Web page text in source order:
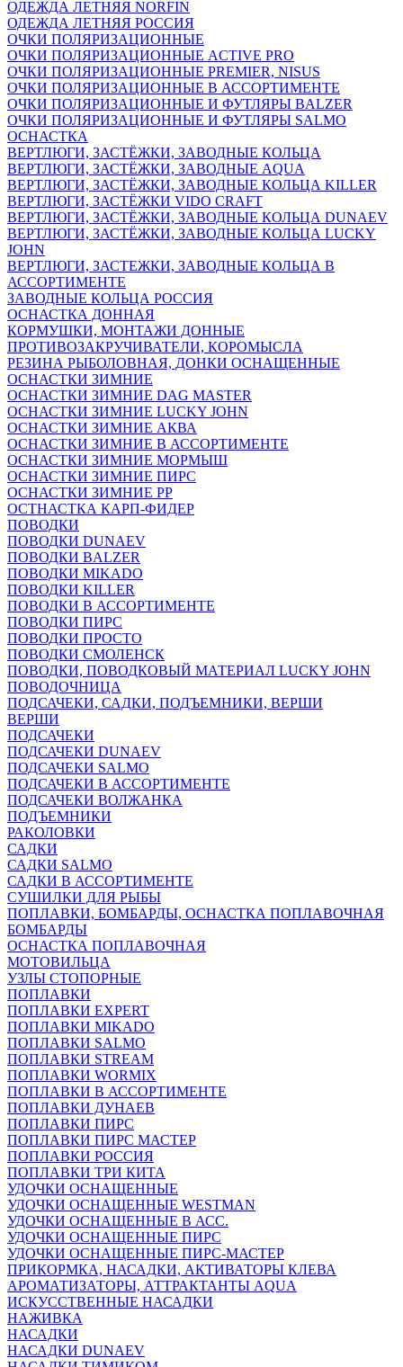
ОДЕЖДА ЛЕТНЯЯ NORFIN
ОДЕЖДА ЛЕТНЯЯ РОССИЯ
ОЧКИ ПОЛЯРИЗАЦИОННЫЕ
ОЧКИ ПОЛЯРИЗАЦИОННЫЕ ACTIVE PRO
ОЧКИ ПОЛЯРИЗАЦИОННЫЕ PREMIER, NISUS
ОЧКИ ПОЛЯРИЗАЦИОННЫЕ В АССОРТИМЕНТЕ
ОЧКИ ПОЛЯРИЗАЦИОННЫЕ И ФУТЛЯРЫ BALZER
ОЧКИ ПОЛЯРИЗАЦИОННЫЕ И ФУТЛЯРЫ SALMO
ОСНАСТКА
ВЕРТЛЮГИ, ЗАСТЁЖКИ, ЗАВОДНЫЕ КОЛЬЦА
ВЕРТЛЮГИ, ЗАСТЁЖКИ, ЗАВОДНЫЕ AQUA
ВЕРТЛЮГИ, ЗАСТЁЖКИ, ЗАВОДНЫЕ КОЛЬЦА KILLER
ВЕРТЛЮГИ, ЗАСТЁЖКИ VIDO CRAFT
ВЕРТЛЮГИ, ЗАСТЁЖКИ, ЗАВОДНЫЕ КОЛЬЦА DUNAEV
ВЕРТЛЮГИ, ЗАСТЁЖКИ, ЗАВОДНЫЕ КОЛЬЦА LUCKY
JOHN
ВЕРТЛЮГИ, ЗАСТЕЖКИ, ЗАВОДНЫЕ КОЛЬЦА В
АССОРТИМЕНТЕ
ЗАВОДНЫЕ КОЛЬЦА РОССИЯ
ОСНАСТКА ДОННАЯ
КОРМУШКИ, МОНТАЖИ ДОННЫЕ
ПРОТИВОЗАКРУЧИВАТЕЛИ, КОРОМЫСЛА
РЕЗИНА РЫБОЛОВНАЯ, ДОНКИ ОСНАЩЕННЫЕ
ОСНАСТКИ ЗИМНИЕ
ОСНАСТКИ ЗИМНИЕ DAG MASTER
ОСНАСТКИ ЗИМНИЕ LUCKY JOHN
ОСНАСТКИ ЗИМНИЕ АКВА
ОСНАСТКИ ЗИМНИЕ В АССОРТИМЕНТЕ
ОСНАСТКИ ЗИМНИЕ МОРМЫШ
ОСНАСТКИ ЗИМНИЕ ПИРС
ОСНАСТКИ ЗИМНИЕ РР
ОСТНАСТКА КАРП-ФИДЕР
ПОВОДКИ
ПОВОДКИ DUNAEV
ПОВОДКИ BALZER
ПОВОДКИ MIKADO
ПОВОДКИ KILLER
ПОВОДКИ В АССОРТИМЕНТЕ
ПОВОДКИ ПИРС
ПОВОДКИ ПРОСТО
ПОВОДКИ СМОЛЕНСК
ПОВОДКИ, ПОВОДКОВЫЙ МАТЕРИАЛ LUCKY JOHN
ПОВОДОЧНИЦА
ПОДСАЧЕКИ, САДКИ, ПОДЪЕМНИКИ, ВЕРШИ
ВЕРШИ
ПОДСАЧЕКИ
ПОДСАЧЕКИ DUNAEV
ПОДСАЧЕКИ SALMO
ПОДСАЧЕКИ В АССОРТИМЕНТЕ
ПОДСАЧЕКИ ВОЛЖАНКА
ПОДЪЕМНИКИ
РАКОЛОВКИ
САДКИ
САДКИ SALMO
САДКИ В АССОРТИМЕНТЕ
СУШИЛКИ ДЛЯ РЫБЫ
ПОПЛАВКИ, БОМБАРДЫ, ОСНАСТКА ПОПЛАВОЧНАЯ
БОМБАРДЫ
ОСНАСТКА ПОПЛАВОЧНАЯ
МОТОВИЛЬЦА
УЗЛЫ СТОПОРНЫЕ
ПОПЛАВКИ
ПОПЛАВКИ EXPERT
ПОПЛАВКИ MIKADO
ПОПЛАВКИ SALMO
ПОПЛАВКИ STREAM
ПОПЛАВКИ WORMIX
ПОПЛАВКИ В АССОРТИМЕНТЕ
ПОПЛАВКИ ДУНАЕВ
ПОПЛАВКИ ПИРС
ПОПЛАВКИ ПИРС МАСТЕР
ПОПЛАВКИ РОССИЯ
ПОПЛАВКИ ТРИ КИТА
УДОЧКИ ОСНАЩЕННЫЕ
УДОЧКИ ОСНАЩЕННЫЕ WESTMAN
УДОЧКИ ОСНАЩЕННЫЕ В АСС.
УДОЧКИ ОСНАЩЕННЫЕ ПИРС
УДОЧКИ ОСНАЩЕННЫЕ ПИРС-МАСТЕР
ПРИКОРМКА, НАСАДКИ, АКТИВАТОРЫ КЛЕВА
АРОМАТИЗАТОРЫ, АТТРАКТАНТЫ AQUA
ИСКУССТВЕННЫЕ НАСАДКИ
НАЖИВКА
НАСАДКИ
НАСАДКИ DUNAEV